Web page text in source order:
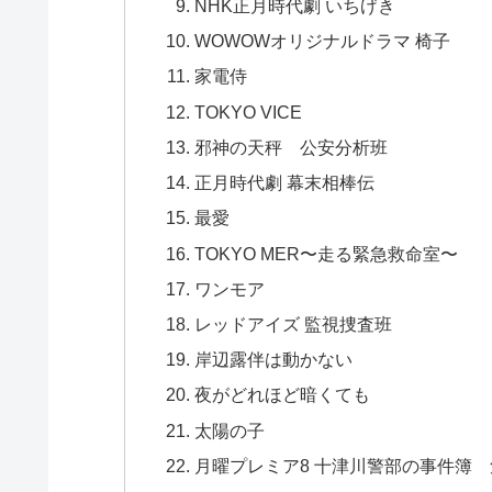
NHK正月時代劇 いちげき
WOWOWオリジナルドラマ 椅子
家電侍
TOKYO VICE
邪神の天秤 公安分析班
正月時代劇 幕末相棒伝
最愛
TOKYO MER〜走る緊急救命室〜
ワンモア
レッドアイズ 監視捜査班
岸辺露伴は動かない
夜がどれほど暗くても
太陽の子
月曜プレミア8 十津川警部の事件簿